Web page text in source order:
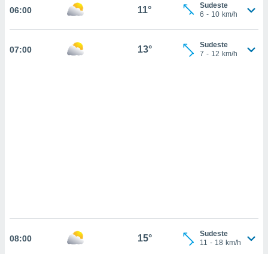
como
06:00 11°
Sudeste
6 - 10 km/h
07:00 13°
Sudeste
7 - 12 km/h
08:00 15°
Sudeste
11 - 18 km/h